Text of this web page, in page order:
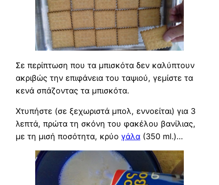
Σε περίπτωση που τα μπισκότα δεν καλύπτουν
ακριβώς την επιφάνεια του ταψιού, γεμίστε τα
κενά σπάζοντας τα μπισκότα.
Χτυπήστε (σε ξεχωριστά μπολ, εννοείται) για 3
λεπτά, πρώτα τη σκόνη του φακέλου βανίλιας,
με τη μισή ποσότητα, κρύο γάλα (350 ml.)…